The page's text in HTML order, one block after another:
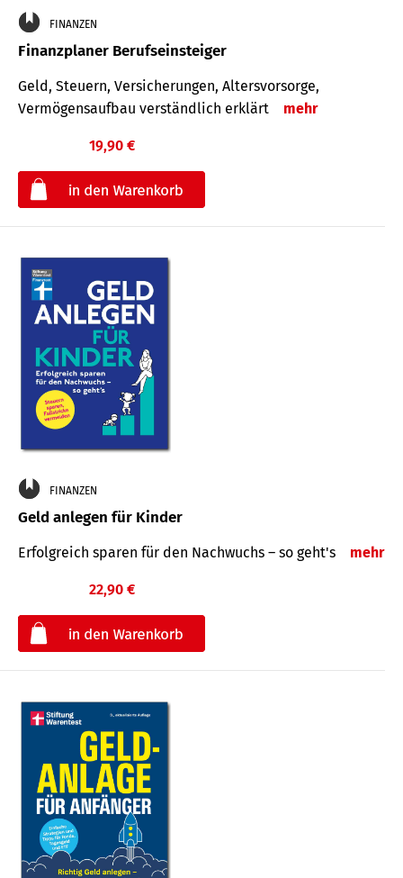
FINANZEN
Finanzplaner Berufseinsteiger
Geld, Steuern, Versicherungen, Altersvorsorge,
Vermögensaufbau verständlich erklärt
mehr
19,90 €
FINANZEN
Geld anlegen für Kinder
Erfolgreich sparen für den Nachwuchs – so geht's mehr
22,90 €